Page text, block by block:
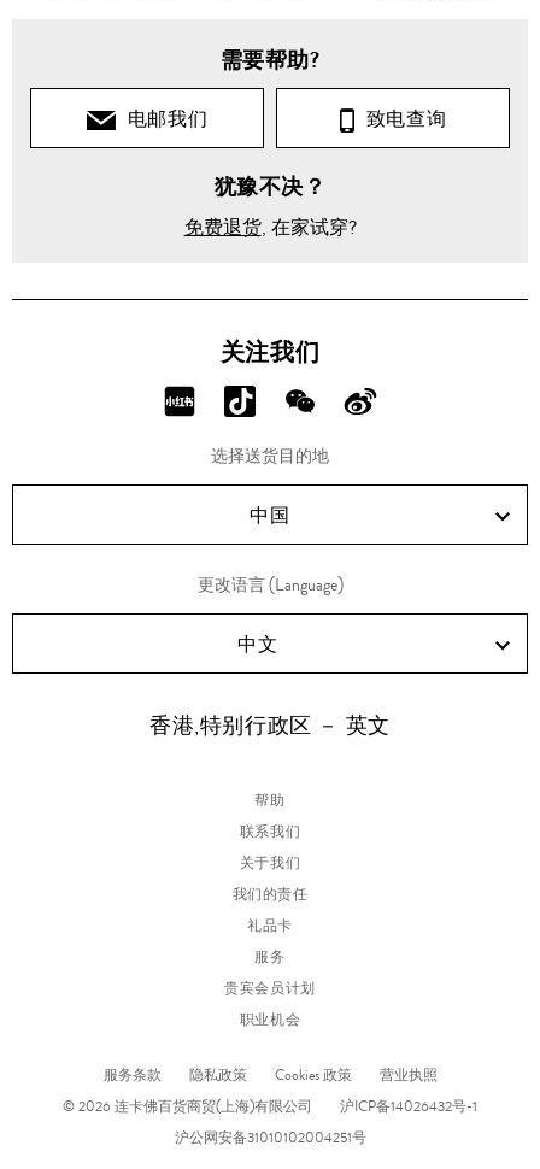
需要帮助?
电邮我们 致电查询
犹豫不决？
免费退货, 在家试穿?
关注我们
分
RED!
分
享
Douyin!
分
享
WeChat!
分
Weibo!
选择送货目的地
中国
更改语言 (Language)
中文
香港,特别行政区 － 英文
帮助
联系我们
关于我们
我们的责任
礼品卡
服务
贵宾会员计划
职业机会
服务条款 隐私政策 Cookies 政策
营业执照
© 2026 连卡佛百货商贸(上海)有限公司
沪ICP备14026432号-1
沪公网安备31010102004251号